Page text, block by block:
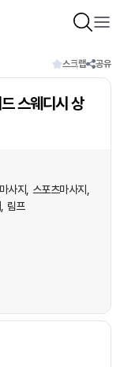
스크랩 공유
스웨디시 상
사지
스포츠마사지
림프